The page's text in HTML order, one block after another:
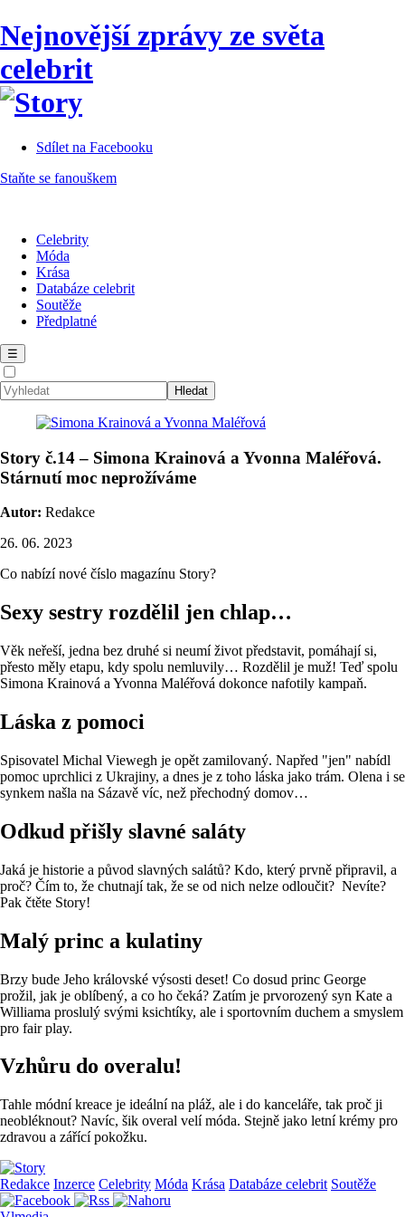
Nejnovější zprávy ze světa
celebrit
Sdílet na Facebooku
Staňte se fanouškem
Celebrity
Móda
Krása
Databáze celebrit
Soutěže
Předplatné
☰
Story č.14 – Simona Krainová a Yvonna Maléřová.
Stárnutí moc neprožíváme
Autor: Redakce
26. 06. 2023
Co nabízí nové číslo magazínu Story?
Sexy sestry rozdělil jen chlap…
Věk neřeší, jedna bez druhé si neumí život představit, pomáhají si,
přesto měly etapu, kdy spolu nemluvily… Rozdělil je muž! Teď spolu
Simona Krainová a Yvonna Maléřová dokonce nafotily kampaň.
Láska z pomoci
Spisovatel Michal Viewegh je opět zamilovaný. Napřed "jen" nabídl
pomoc uprchlici z Ukrajiny, a dnes je z toho láska jako trám. Olena i se
synkem našla na Sázavě víc, než přechodný domov…
Odkud přišly slavné saláty
Jaká je historie a původ slavných salátů? Kdo, který prvně připravil, a
proč? Čím to, že chutnají tak, že se od nich nelze odloučit? Nevíte?
Pak čtěte Story!
Malý princ a kulatiny
Brzy bude Jeho královské výsosti deset! Co dosud princ George
prožil, jak je oblíbený, a co ho čeká? Zatím je prvorozený syn Kate a
Williama proslulý svými ksichtíky, ale i sportovním duchem a smyslem
pro fair play.
Vzhůru do overalu!
Tahle módní kreace je ideální na pláž, ale i do kanceláře, tak proč ji
neobléknout? Navíc, šik overal velí móda. Stejně jako letní krémy pro
zdravou a zářící pokožku.
Redakce Inzerce Celebrity Móda Krása Databáze celebrit Soutěže